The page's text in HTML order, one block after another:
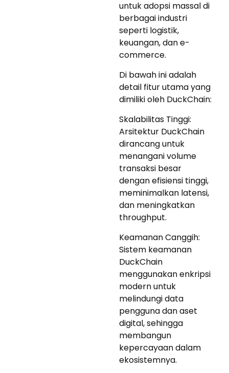
untuk adopsi massal di
berbagai industri
seperti logistik,
keuangan, dan e-
commerce.
Di bawah ini adalah
detail fitur utama yang
dimiliki oleh DuckChain:
Skalabilitas Tinggi:
Arsitektur DuckChain
dirancang untuk
menangani volume
transaksi besar
dengan efisiensi tinggi,
meminimalkan latensi,
dan meningkatkan
throughput.
Keamanan Canggih:
Sistem keamanan
DuckChain
menggunakan enkripsi
modern untuk
melindungi data
pengguna dan aset
digital, sehingga
membangun
kepercayaan dalam
ekosistemnya.